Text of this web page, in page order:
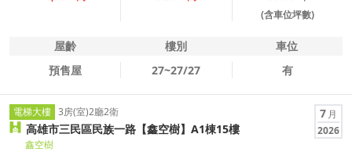
(含車位坪數)
屋齡 樓別
車位
預售屋
27~27/27 有
電梯大樓 3房(室)2廳2衛
高雄市三民區民族一路【鑫空樹】A1棟15樓
鑫空樹
7 月
2026